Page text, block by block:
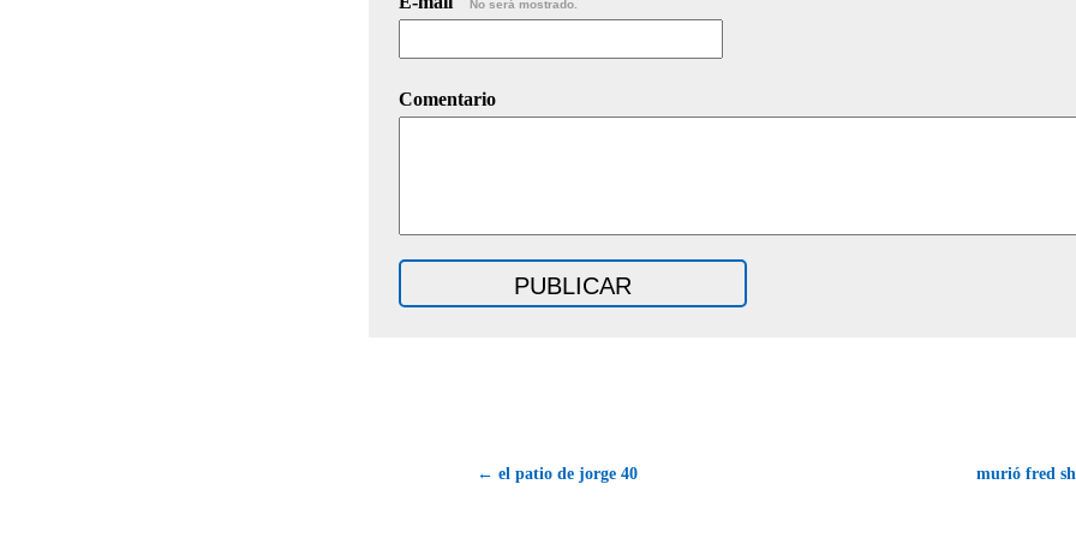
No será mostrado.
Comentario
← el patio de jorge 40 murió fred